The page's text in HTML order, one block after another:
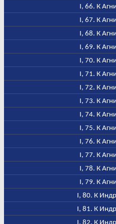
I, 66. К Агни
I, 67. К Агни
I, 68. К Агни
I, 69. К Агни
I, 70. К Агни
I, 71. К Агни
I, 72. К Агни
I, 73. К Агни
I, 74. К Агни
I, 75. К Агни
I, 76. К Агни
I, 77. К Агни
I, 78. К Агни
I, 79. К Агни
I, 80. К
I, 81. К
I, 82. К